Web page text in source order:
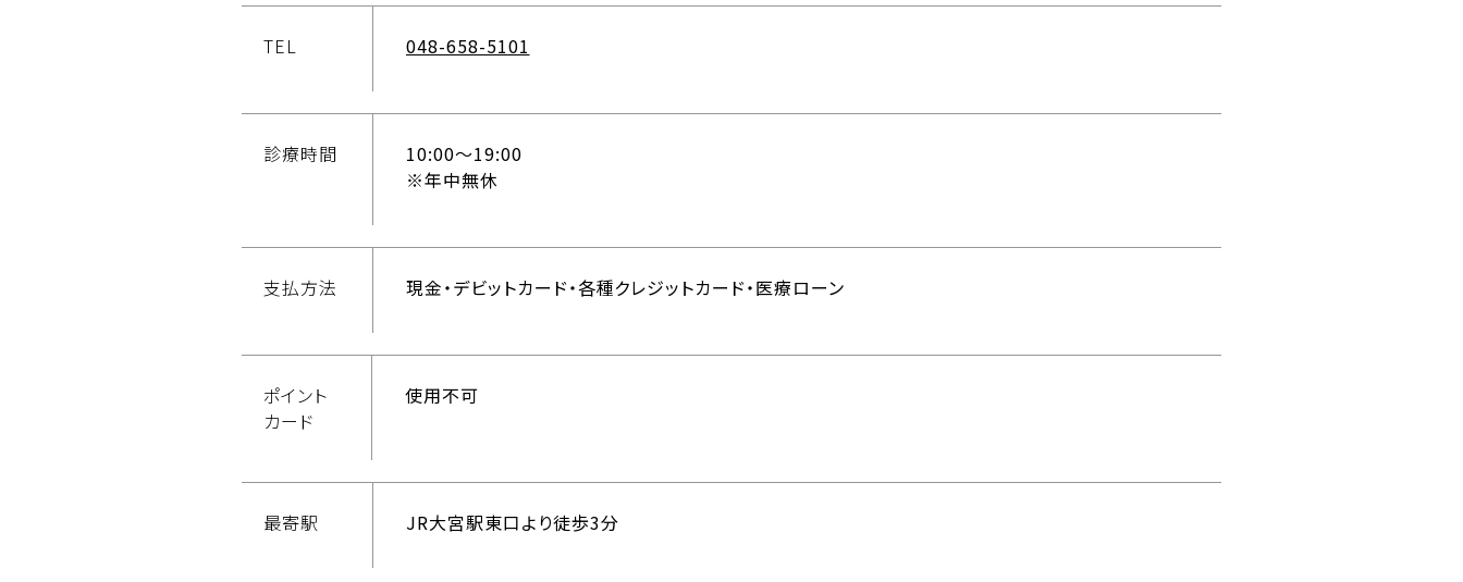
TEL 048-658-5101
診療時間
10:00〜19:00
※年中無休
支払方法 現金・デビットカード・各種クレジットカード・医療ローン
ポイント
カード
使用不可
最寄駅 JR大宮駅東口より徒歩3分